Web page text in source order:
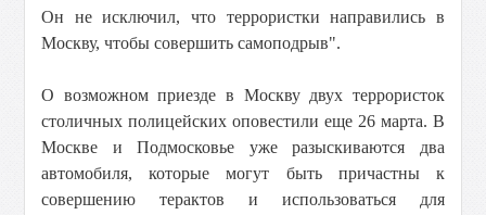
Он не исключил, что террористки направились в
Москву, чтобы совершить самоподрыв".
О возможном приезде в Москву двух террористок
столичных полицейских оповестили еще 26 марта. В
Москве и Подмосковье уже разыскиваются два
автомобиля, которые могут быть причастны к
совершению терактов и использоваться для